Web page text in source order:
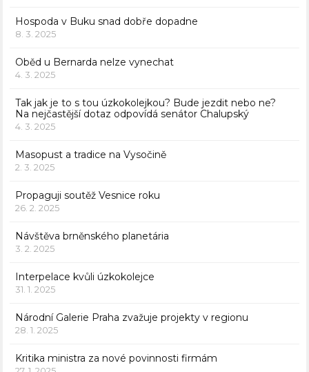
Hospoda v Buku snad dobře dopadne
8. 3. 2025
Oběd u Bernarda nelze vynechat
4. 3. 2025
Tak jak je to s tou úzkokolejkou? Bude jezdit nebo ne?
Na nejčastější dotaz odpovídá senátor Chalupský
4. 3. 2025
Masopust a tradice na Vysočině
2. 3. 2025
Propaguji soutěž Vesnice roku
26. 2. 2025
Návštěva brněnského planetária
3. 2. 2025
Interpelace kvůli úzkokolejce
31. 1. 2025
Národní Galerie Praha zvažuje projekty v regionu
28. 1. 2025
Kritika ministra za nové povinnosti firmám